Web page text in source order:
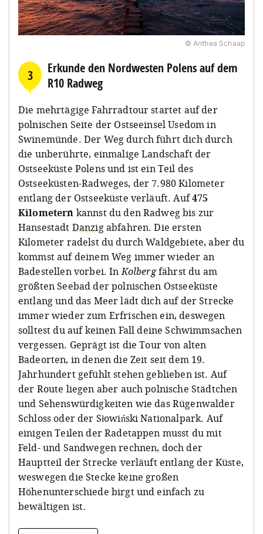
© Anthea Schaap
3
Erkunde den Nordwesten Polens auf dem
R10 Radweg
Die mehrtägige Fahrradtour startet auf der
polnischen Seite der Ostseeinsel Usedom in
Swinemünde. Der Weg durch führt dich durch
die unberührte, einmalige Landschaft der
Ostseeküste Polens und ist ein Teil des
Ostseeküsten-Radweges, der 7.980 Kilometer
entlang der Ostseeküste verläuft. Auf475
Kilometern kannst du den Radweg bis zur
Hansestadt Danzigabfahren. Die ersten
Kilometer radelst du durch Waldgebiete, aber du
kommst auf deinem Weg immer wieder an
Badestellen vorbei. InKolbergfährst du am
größten Seebad der polnischen Ostseeküste
entlang und das Meer lädt dich auf der Strecke
immer wieder zum Erfrischen ein, deswegen
solltest du auf keinen Fall deine Schwimmsachen
vergessen. Geprägt ist die Tour von alten
Badeorten, in denen die Zeit seit dem 19.
Jahrhundert gefühlt stehen geblieben ist. Auf
der Route liegen aber auch polnische Städtchen
und Sehenswürdigkeiten wie das Rügenwalder
Schloss oder der Słowiński Nationalpark. Auf
einigen Teilen der Radetappen musst du mit
Feld- und Sandwegen rechnen, doch der
Hauptteil der Strecke verläuft entlang der Küste,
weswegen die Stecke keine großen
Höhenunterschiede birgt und einfach zu
bewältigen ist.